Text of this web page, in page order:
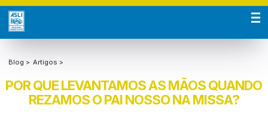
Blog > Artigos >
POR QUE LEVANTAMOS AS MÃOS QUANDO
REZAMOS O PAI NOSSO NA MISSA?